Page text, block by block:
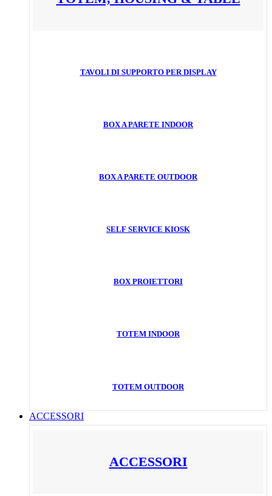
TAVOLI DI SUPPORTO PER DISPLAY
BOX A PARETE INDOOR
BOX A PARETE OUTDOOR
SELF SERVICE KIOSK
BOX PROIETTORI
TOTEM INDOOR
TOTEM OUTDOOR
ACCESSORI
ACCESSORI